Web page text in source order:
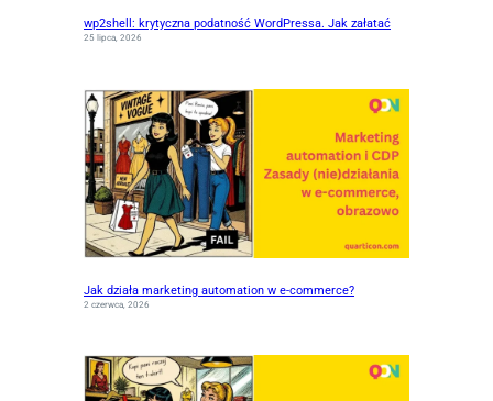
wp2shell: krytyczna podatność WordPressa. Jak załatać
25 lipca, 2026
Jak działa marketing automation w e-commerce?
2 czerwca, 2026